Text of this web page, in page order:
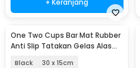
One Two Cups Bar Mat Rubber
Anti Slip Tatakan Gelas Alas
Black 30 x 15cm